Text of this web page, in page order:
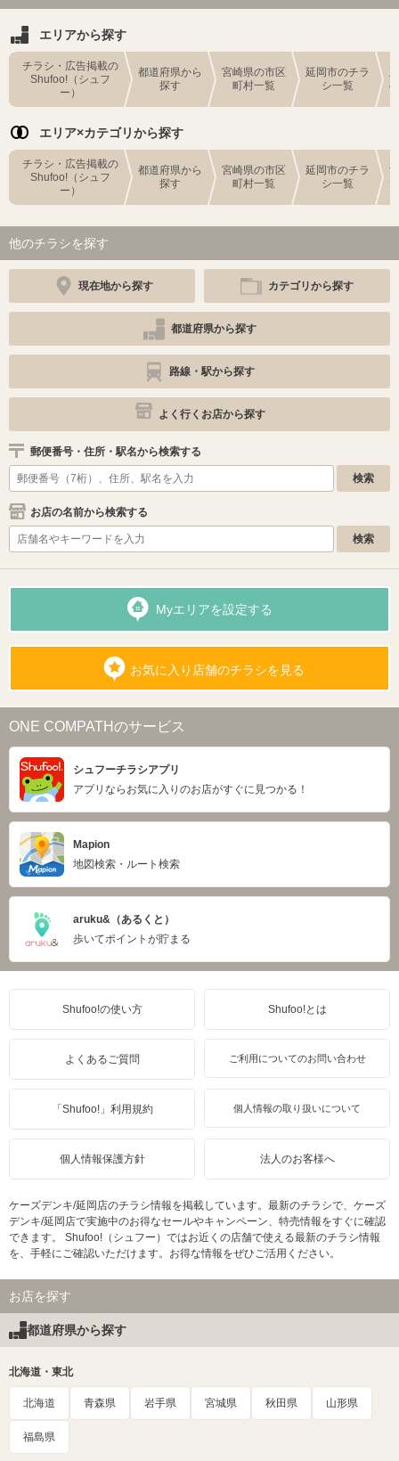
エリアから探す
チラシ・広告掲載の
Shufoo!（シュフ
ー）
都道府県から
探す
宮崎県の市区
町村一覧
延岡市のチラ
シ一覧
エリア×カテゴリから探す
チラシ・広告掲載の
Shufoo!（シュフ
ー）
都道府県から
探す
宮崎県の市区
町村一覧
延岡市のチラ
シ一覧
他のチラシを探す
現在地から探す カテゴリから探す
都道府県から探す
路線・駅から探す
よく行くお店から探す
郵便番号・住所・駅名から検索する
お店の名前から検索する
Myエリアを設定する
お気に入り店舗のチラシを見る
ONE COMPATHのサービス
シュフーチラシアプリ
アプリならお気に入りのお店がすぐに見つかる！
Mapion
地図検索・ルート検索
aruku&（あるくと）
歩いてポイントが貯まる
Shufoo!の使い方 Shufoo!とは
よくあるご質問 ご利用についてのお問い合わせ
「Shufoo!」利用規約 個人情報の取り扱いについて
個人情報保護方針 法人のお客様へ
ケーズデンキ/延岡店のチラシ情報を掲載しています。最新のチラシで、ケーズ
デンキ/延岡店で実施中のお得なセールやキャンペーン、特売情報をすぐに確認
できます。 Shufoo!（シュフー）ではお近くの店舗で使える最新のチラシ情報
を、手軽にご確認いただけます。お得な情報をぜひご活用ください。
お店を探す
都道府県から探す
北海道・東北
北海道 青森県 岩手県 宮城県 秋田県 山形県
福島県